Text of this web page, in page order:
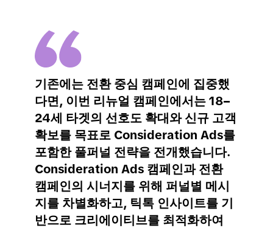
기존에는 전환 중심 캠페인에 집중했
다면, 이번 리뉴얼 캠페인에서는 18–
24세 타겟의 선호도 확대와 신규 고객
확보를 목표로 Consideration Ads를
포함한 풀퍼널 전략을 전개했습니다.
Consideration Ads 캠페인과 전환
캠페인의 시너지를 위해 퍼널별 메시
지를 차별화하고, 틱톡 인사이트를 기
반으로 크리에이티브를 최적화하여